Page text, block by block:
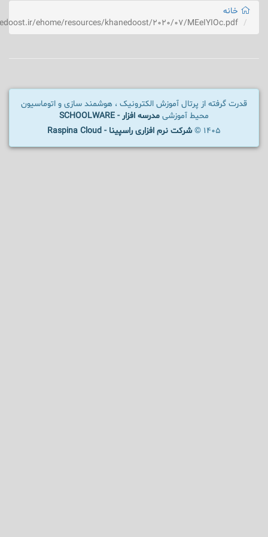
خانه
ehome/resources/khanedoost/2020/07/MEeIYIOc.pdf
قدرت گرفته از پرتال آموزش الکترونیک ، هوشمند سازی و اتوماسیون
محیط آموزشی مدرسه افزار - SCHOOLWARE
1405 ©
شرکت نرم افزاری راسپینا - Raspina Cloud